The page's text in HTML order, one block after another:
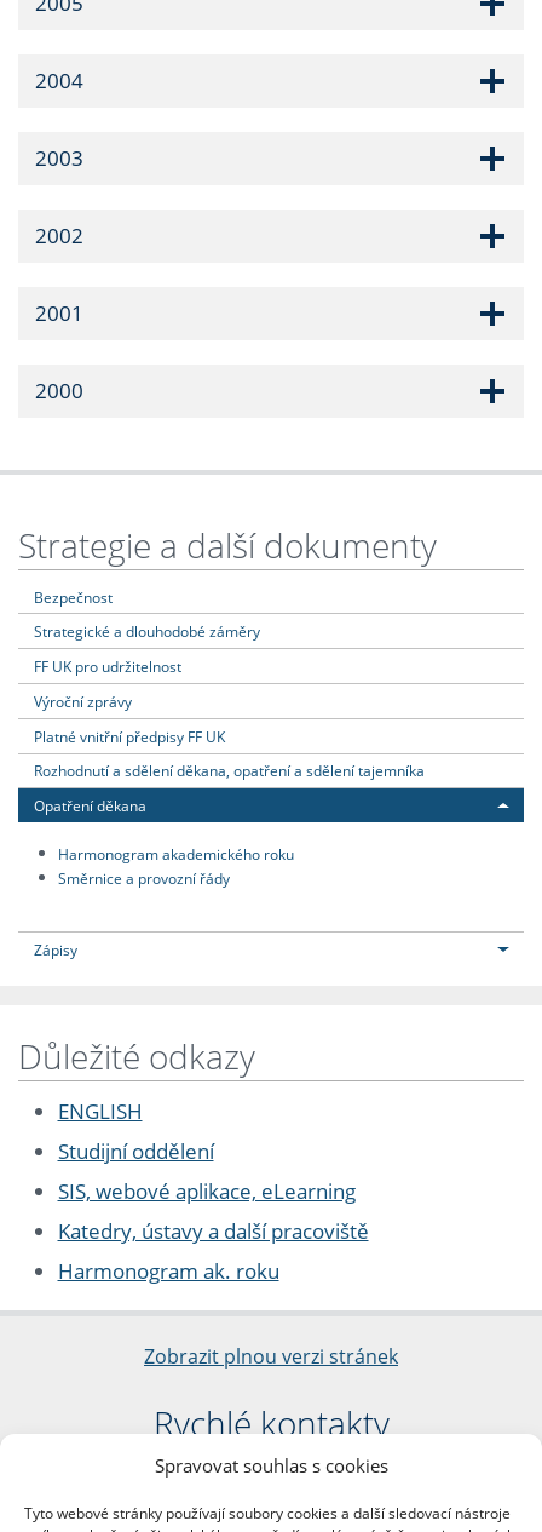
Spravovat souhlas s cookies
Tyto webové stránky používají soubory cookies a další sledovací nástroje
2004
2003
2002
2001
2000
Strategie a další dokumenty
Bezpečnost
Strategické a dlouhodobé záměry
FF UK pro udržitelnost
Výroční zprávy
Platné vnitřní předpisy FF UK
Rozhodnutí a sdělení děkana, opatření a sdělení tajemníka
Opatření děkana
Harmonogram akademického roku
Směrnice a provozní řády
Zápisy
Důležité odkazy
ENGLISH
Studijní oddělení
SIS, webové aplikace, eLearning
Katedry, ústavy a další pracoviště
Harmonogram ak. roku
Zobrazit plnou verzi stránek
Rychlé kontakty
Filozofická fakulta
nám. Jana Palacha 1/2